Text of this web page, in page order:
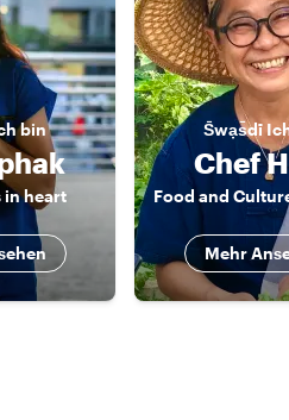
bin
in heart
S̄wạs̄dī
Chef
Mehr